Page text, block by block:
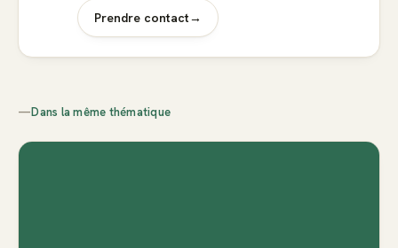
Prendre contact→
—Dans la même thématique